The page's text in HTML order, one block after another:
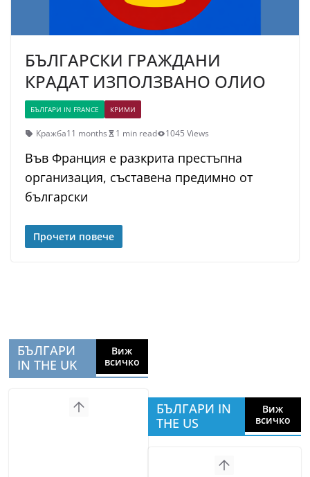
БЪЛГАРСКИ ГРАЖДАНИ
КРАДАТ ИЗПОЛЗВАНО ОЛИО
БЪЛГАРИ IN FRANCE КРИМИ
Кражба11 months 1 min read 1045 Views
Във Франция е разкрита престъпна
организация, съставена предимно от
български
Прочети повече
БЪЛГАРИ
IN THE UK
Виж
всичко
БЪЛГАРИ IN
THE US
Виж
всичко